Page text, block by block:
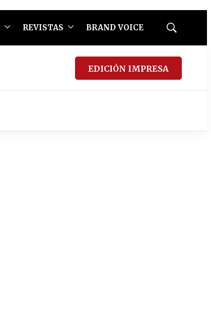
REVISTAS BRAND VOICE
Mostrar
EDICIÓN IMPRESA